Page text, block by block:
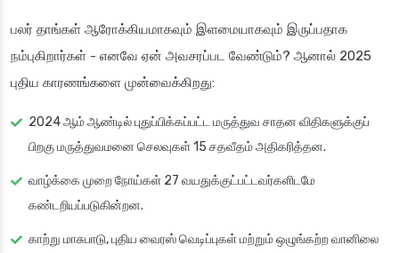
பலர் தாங்கள் ஆரோக்கியமாகவும் இளமையாகவும் இருப்பதாக
நம்புகிறார்கள் - எனவே ஏன் அவசரப்பட வேண்டும்? ஆனால் 2025
புதிய காரணங்களை முன்வைக்கிறது:
2024 ஆம் ஆண்டில் புதுப்பிக்கப்பட்ட மருத்துவ சாதன விதிகளுக்குப்
பிறகு மருத்துவமனை செலவுகள் 15 சதவீதம் அதிகரித்தன.
வாழ்க்கை முறை நோய்கள் 27 வயதுக்குட்பட்டவர்களிடமே
கண்டறியப்படுகின்றன.
காற்று மாசுபாடு, புதிய வைரஸ் வெடிப்புகள் மற்றும் ஒழுங்கற்ற வானிலை